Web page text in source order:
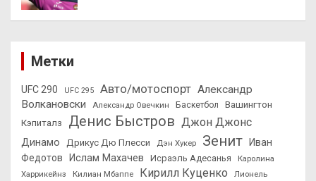
Метки
UFC 290 UFC 295 Авто/мотоспорт Александр
Волкановски
Александр Овечкин Баскетбол
Вашингтон
Кэпиталз
Денис Быстров Джон Джонс
Динамо Дрикус Дю Плесси Дэн Хукер Зенит
Иван
Федотов
Ислам Махачев Исраэль Адесанья
Каролина
Харрикейнз
Килиан Мбаппе Кирилл Куценко
Лионель